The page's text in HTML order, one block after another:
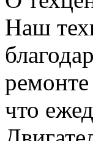
Наш
что